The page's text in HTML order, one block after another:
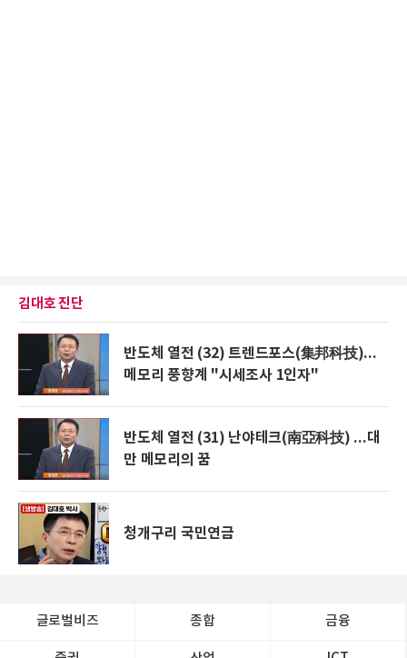
김대호 진단
반도체 열전 (32) 트렌드포스(集邦科技)...
메모리 풍향계 "시세조사 1인자"
반도체 열전 (31) 난야테크(南亞科技) ...대
만 메모리의 꿈
청개구리 국민연금
글로벌비즈 종합 금융